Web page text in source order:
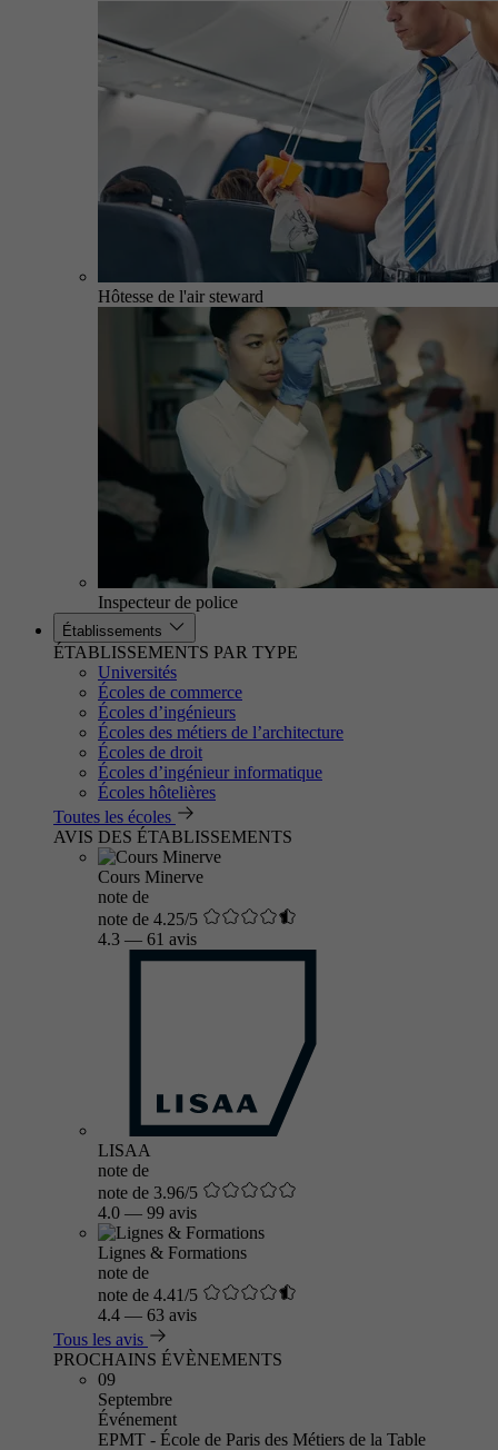
Hôtesse de l'air steward
Inspecteur de police
Établissements
ÉTABLISSEMENTS PAR TYPE
Universités
Écoles de commerce
Écoles d’ingénieurs
Écoles des métiers de l’architecture
Écoles de droit
Écoles d’ingénieur informatique
Écoles hôtelières
Toutes les écoles
AVIS DES ÉTABLISSEMENTS
Cours Minerve
note de
note de 4.25/5
4.3 — 61 avis
LISAA
note de
note de 3.96/5
4.0 — 99 avis
Lignes & Formations
note de
note de 4.41/5
4.4 — 63 avis
Tous les avis
PROCHAINS ÉVÈNEMENTS
09
Septembre
Événement
EPMT - École de Paris des Métiers de la Table